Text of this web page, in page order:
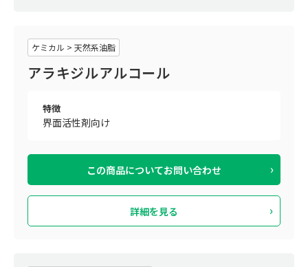
ケミカル > 天然系油脂
アラキジルアルコール
特徴
界面活性剤向け
この商品についてお問い合わせ
詳細を見る